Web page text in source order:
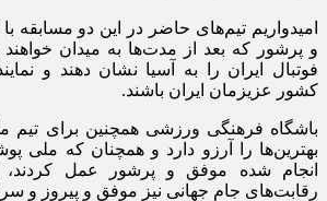
امیدواریم تیم‌های حاضر در این دو مسابقه
و پرشور که بعد از مدت‌ها به میدان
فوتبال ایران را به آسیا نشان دهند و
کشور عزیزمان ایران باشند.
باشگاه فرهنگی ورزشی همچنین برای تیم
بهترین‌ها را آرزو دارد و همچنان که ملی
انجام شده موفق و پرشور عمل کردند،
رقابت‌های جام جهانی نیز موفق و پیروز و